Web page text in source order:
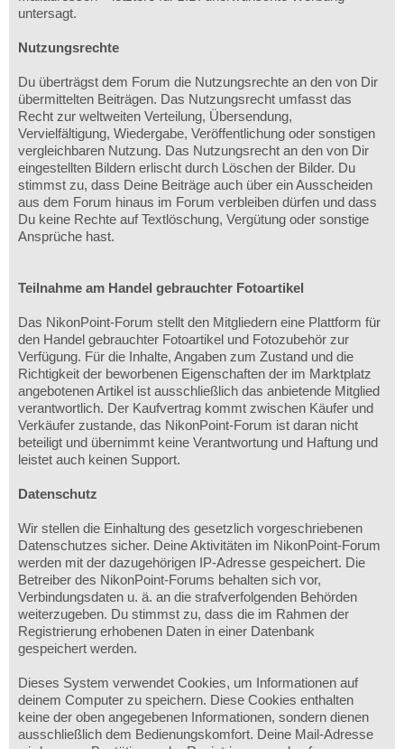
untersagt.
Nutzungsrechte
Du überträgst dem Forum die Nutzungsrechte an den von Dir
übermittelten Beiträgen. Das Nutzungsrecht umfasst das
Recht zur weltweiten Verteilung, Übersendung,
Vervielfältigung, Wiedergabe, Veröffentlichung oder sonstigen
vergleichbaren Nutzung. Das Nutzungsrecht an den von Dir
eingestellten Bildern erlischt durch Löschen der Bilder. Du
stimmst zu, dass Deine Beiträge auch über ein Ausscheiden
aus dem Forum hinaus im Forum verbleiben dürfen und dass
Du keine Rechte auf Textlöschung, Vergütung oder sonstige
Ansprüche hast.
Teilnahme am Handel gebrauchter Fotoartikel
Das NikonPoint-Forum stellt den Mitgliedern eine Plattform für
den Handel gebrauchter Fotoartikel und Fotozubehör zur
Verfügung. Für die Inhalte, Angaben zum Zustand und die
Richtigkeit der beworbenen Eigenschaften der im Marktplatz
angebotenen Artikel ist ausschließlich das anbietende Mitglied
verantwortlich. Der Kaufvertrag kommt zwischen Käufer und
Verkäufer zustande, das NikonPoint-Forum ist daran nicht
beteiligt und übernimmt keine Verantwortung und Haftung und
leistet auch keinen Support.
Datenschutz
Wir stellen die Einhaltung des gesetzlich vorgeschriebenen
Datenschutzes sicher. Deine Aktivitäten im NikonPoint-Forum
werden mit der dazugehörigen IP-Adresse gespeichert. Die
Betreiber des NikonPoint-Forums behalten sich vor,
Verbindungsdaten u. ä. an die strafverfolgenden Behörden
weiterzugeben. Du stimmst zu, dass die im Rahmen der
Registrierung erhobenen Daten in einer Datenbank
gespeichert werden.
Dieses System verwendet Cookies, um Informationen auf
deinem Computer zu speichern. Diese Cookies enthalten
keine der oben angegebenen Informationen, sondern dienen
ausschließlich dem Bedienungskomfort. Deine Mail-Adresse